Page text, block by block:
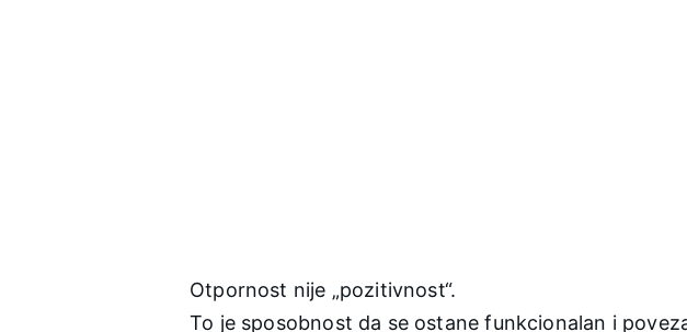
Otpornost nije „pozitivnost“.
To je sposobnost da se ostane funkcionalan i